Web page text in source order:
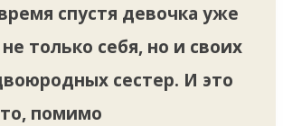
спустя девочка уже
только себя, но и своих
сестер. И это
помимо